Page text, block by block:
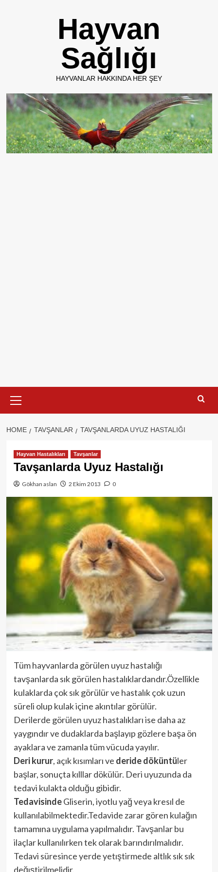
Hayvan
Sağlığı
HAYVANLAR HAKKINDA HER ŞEY
Menu
HOME TAVŞANLAR TAVŞANLARDA UYUZ HASTALIĞI
Hayvan Hastalıkları Tavşanlar
Tavşanlarda Uyuz Hastalığı
Gökhan aslan 2 Ekim 2013 0
Tüm hayvanlarda görülen uyuz hastalığı
tavşanlarda sık görülen hastalıklardandır.Özellikle
kulaklarda çok sık görülür ve hastalık çok uzun
süreli olup kulak içine akıntılar görülür.
Derilerde görülen uyuz hastalıkları ise daha az
yaygındır ve dudaklarda başlayıp gözlere başa ön
ayaklara ve zamanla tüm vücuda yayılır.
Deri kurur, açık kısımları ve deride döküntüler
başlar, sonuçta kılllar dökülür. Deri uyuzunda da
tedavi kulakta olduğu gibidir.
TedavisindeGliserin, iyotlu yağ veya kresıl de
kullanılabilmektedir.Tedavide zarar gören kulağın
tamamına uygulama yapılmalıdır. Tavşanlar bu
ilaçlar kullanılırken tek olarak barındırılmalıdır.
Tedavi süresince yerde yetıştirmede altlık sık sık
değıştirilmelidir.